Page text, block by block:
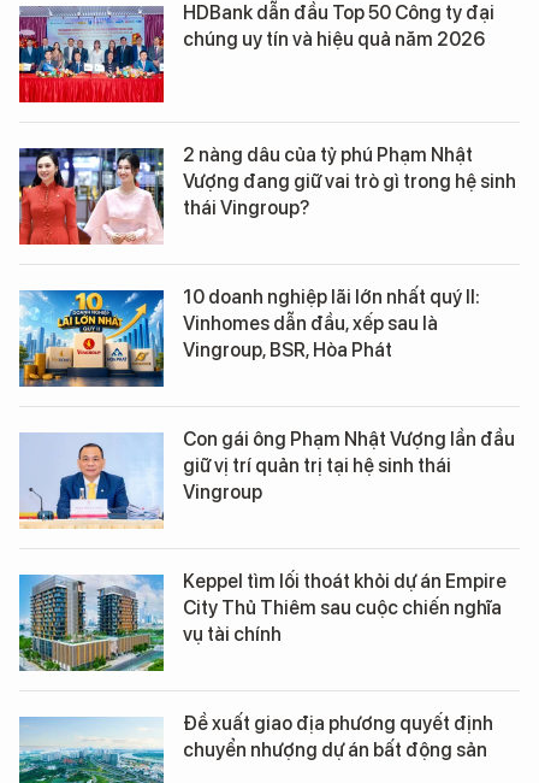
HDBank dẫn đầu Top 50 Công ty đại
chúng uy tín và hiệu quả năm 2026
2 nàng dâu của tỷ phú Phạm Nhật
Vượng đang giữ vai trò gì trong hệ sinh
thái Vingroup?
10 doanh nghiệp lãi lớn nhất quý II:
Vinhomes dẫn đầu, xếp sau là
Vingroup, BSR, Hòa Phát
Con gái ông Phạm Nhật Vượng lần đầu
giữ vị trí quản trị tại hệ sinh thái
Vingroup
Keppel tìm lối thoát khỏi dự án Empire
City Thủ Thiêm sau cuộc chiến nghĩa
vụ tài chính
Đề xuất giao địa phương quyết định
chuyển nhượng dự án bất động sản